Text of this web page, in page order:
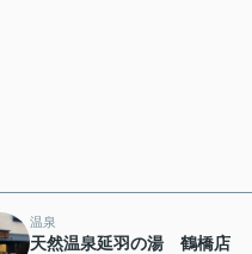
温泉
天然温泉延羽の湯 鶴橋店